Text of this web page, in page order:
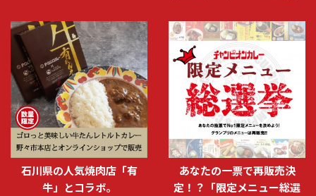
石川県の人気焼肉店「有
牛」とコラボ。
あなたの一票で再販売決
定！？「限定メニュー総選